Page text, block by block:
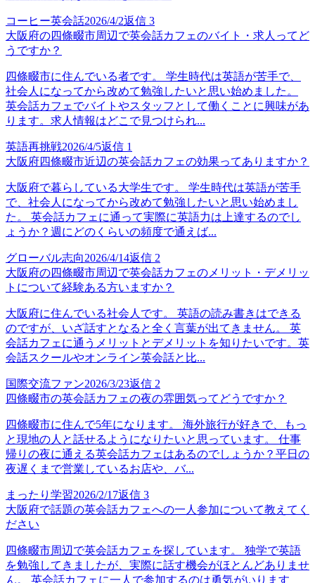
コーヒー英会話2026/4/2返信 3
大阪府の四條畷市周辺で英会話カフェのバイト・求人ってど
うですか？
四條畷市に住んでいる者です。 学生時代は英語が苦手で、
社会人になってから改めて勉強したいと思い始めました。
英会話カフェでバイトやスタッフとして働くことに興味があ
ります。求人情報はどこで見つけられ...
英語再挑戦2026/4/5返信 1
大阪府四條畷市近辺の英会話カフェの効果ってありますか？
大阪府で暮らしている大学生です。 学生時代は英語が苦手
で、社会人になってから改めて勉強したいと思い始めまし
た。 英会話カフェに通って実際に英語力は上達するのでし
ょうか？週にどのくらいの頻度で通えば...
グローバル志向2026/4/14返信 2
大阪府の四條畷市周辺で英会話カフェのメリット・デメリッ
トについて経験ある方いますか？
大阪府に住んでいる社会人です。 英語の読み書きはできる
のですが、いざ話すとなると全く言葉が出てきません。 英
会話カフェに通うメリットとデメリットを知りたいです。英
会話スクールやオンライン英会話と比...
国際交流ファン2026/3/23返信 2
四條畷市の英会話カフェの夜の雰囲気ってどうですか？
四條畷市に住んで5年になります。 海外旅行が好きで、もっ
と現地の人と話せるようになりたいと思っています。 仕事
帰りの夜に通える英会話カフェはあるのでしょうか？平日の
夜遅くまで営業しているお店や、バ...
まったり学習2026/2/17返信 3
大阪府で話題の英会話カフェへの一人参加について教えてく
ださい
四條畷市周辺で英会話カフェを探しています。 独学で英語
を勉強してきましたが、実際に話す機会がほとんどありませ
ん。 英会話カフェに一人で参加するのは勇気がいります